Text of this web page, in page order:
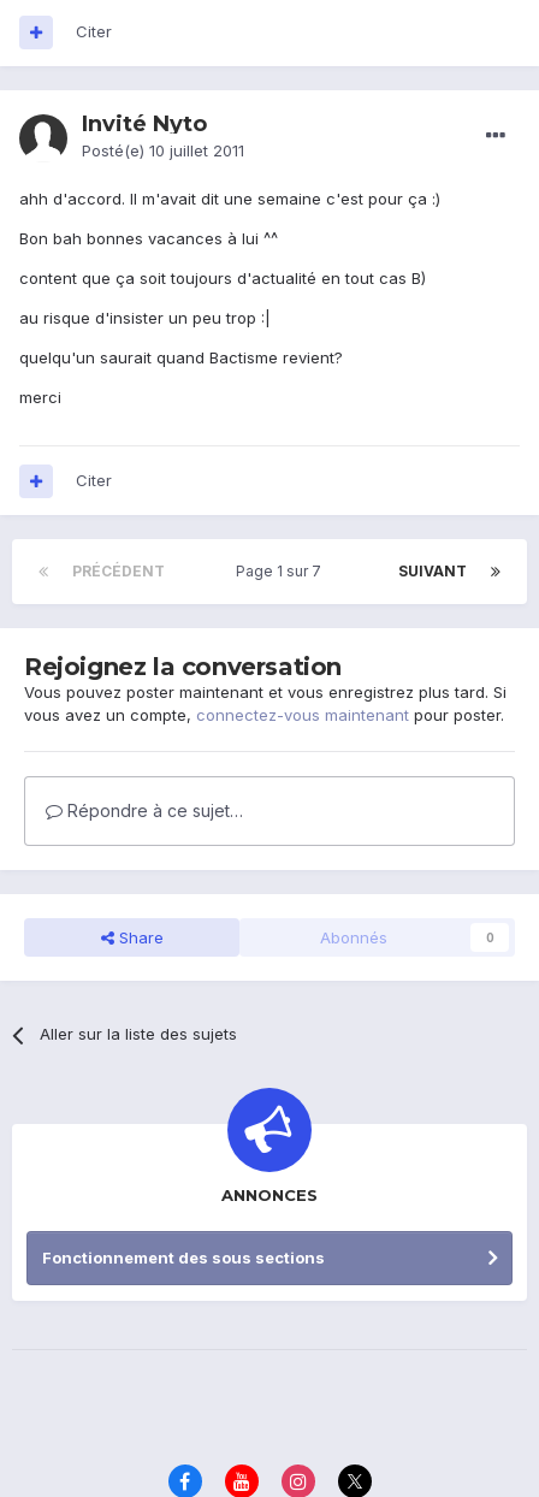
Citer
Invité Nyto
Posté(e) 10 juillet 2011
ahh d'accord. Il m'avait dit une semaine c'est pour ça :)
Bon bah bonnes vacances à lui ^^
content que ça soit toujours d'actualité en tout cas B)
au risque d'insister un peu trop :|
quelqu'un saurait quand Bactisme revient?
merci
Citer
PRÉCÉDENT SUIVANT
Page 1 sur 7
Rejoignez la conversation
Vous pouvez poster maintenant et vous enregistrez plus tard. Si
vous avez un compte, connectez-vous maintenant pour poster.
Répondre à ce sujet…
Share Abonnés 0
Aller sur la liste des sujets
ANNONCES
Fonctionnement des sous sections